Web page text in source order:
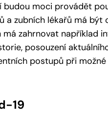
budou moci provádět
zubních lékařů má být
má zahrnovat například
posouzení
postupů při
19